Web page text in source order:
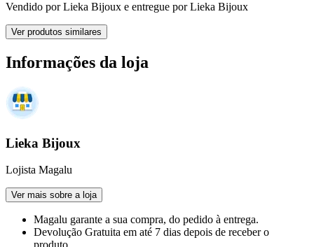
Vendido porLieka Bijoux e entregue por Lieka Bijoux
Ver produtos similares
Informações da loja
Lieka Bijoux
Lojista Magalu
Ver mais sobre a loja
Magalu garante a sua compra, do pedido à entrega.
Devolução Gratuita em até 7 dias depois de receber o